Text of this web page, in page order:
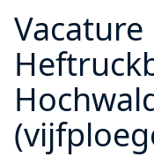
Vacature